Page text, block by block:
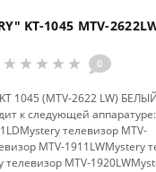
KT-1045 MTV-
0
1045 (MTV-2622 LW)
к следующей
телевизор MTV-
MTV-1911LWMystery
телевизор MTV-